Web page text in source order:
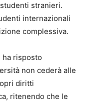
stranieri.
internazionali
complessiva.
ha risposto
non cederà alle
diritti
ritenendo che le